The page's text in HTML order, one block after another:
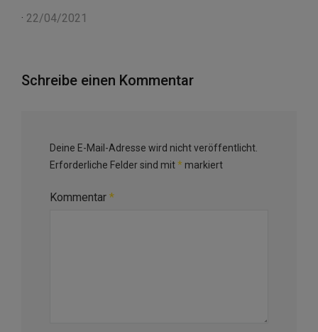
· 22/04/2021
Schreibe einen Kommentar
Deine E-Mail-Adresse wird nicht veröffentlicht.
Erforderliche Felder sind mit* markiert
Kommentar *